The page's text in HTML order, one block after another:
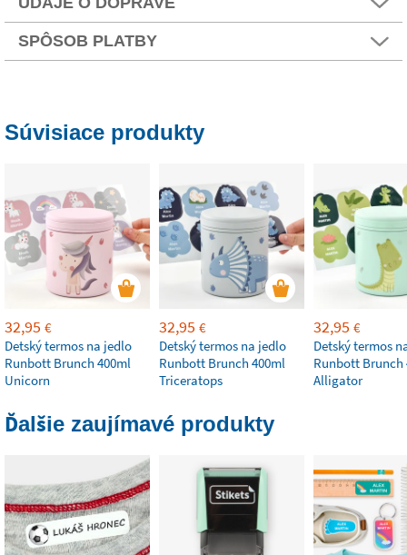
SPÔSOB PLATBY
Súvisiace produkty
32,95 €
Detský termos na jedlo
Runbott Brunch 400ml
Unicorn
32,95 €
Detský termos na jedlo
Runbott Brunch 400ml
Triceratops
32,95 €
Detský termos
Runbott Brunch
Alligator
Ďalšie zaujímavé produkty